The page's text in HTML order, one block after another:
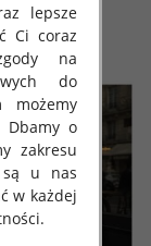
zł
szczegóły
lepsze
Ci coraz
na
do
możemy
Dbamy o
zakresu
są u nas
w każdej